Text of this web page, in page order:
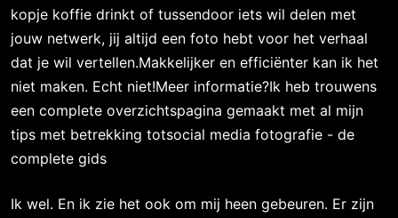
kopje koffie drinkt of tussendoor iets wil delen met
jouw netwerk, jij altijd een foto hebt voor het verhaal
dat je wil vertellen.Makkelijker en efficiënter kan ik het
niet maken. Echt niet!Meer informatie?Ik heb trouwens
een complete overzichtspagina gemaakt met al mijn
tips met betrekking totsocial media fotografie - de
complete gids
Ik wel. En ik zie het ook om mij heen gebeuren. Er zijn